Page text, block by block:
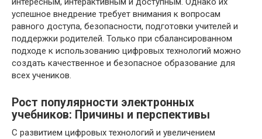
успешное внедрение требует внимания к вопросам
равного доступа, безопасности, подготовки учителей и
поддержки родителей. Только при сбалансированном
подходе к использованию цифровых технологий можно
создать качественное и безопасное образование для
всех учеников.
Рост популярности электронных
учебников: Причины и перспективы
С развитием цифровых технологий и увеличением